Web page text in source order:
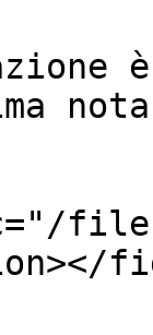
files/